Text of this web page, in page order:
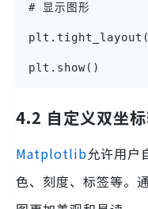
# 显示图形
plt.show()
4.2 自定义双坐
Matplotlib允许用户
色、刻度、标签等。